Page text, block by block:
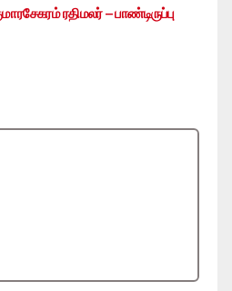
ரதிமலர் – பாண்டிருப்பு